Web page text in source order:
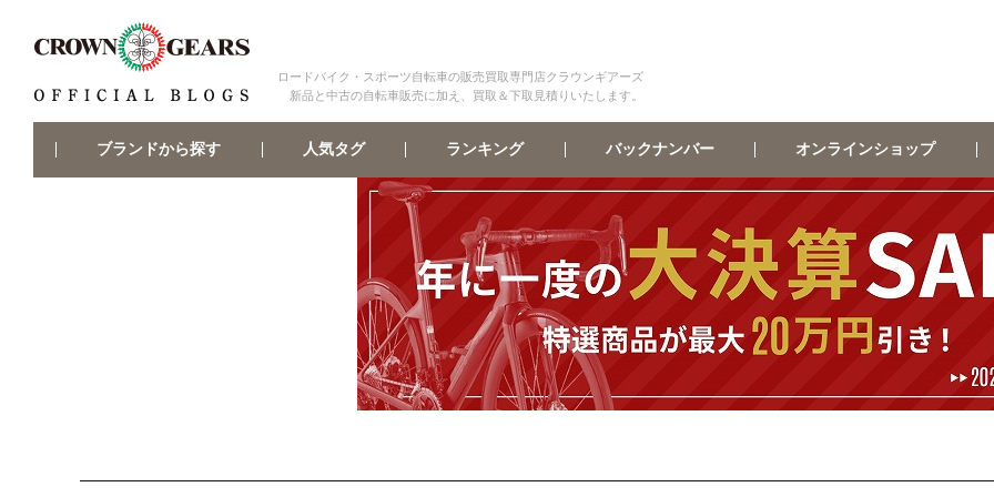
ロードバイク・スポーツ自転車の販売買取専門店クラウンギアーズ
新品と中古の自転車販売に加え、買取＆下取見積りいたします。
ブランドから探す 人気タグ ランキング バックナンバー オンラインショップ